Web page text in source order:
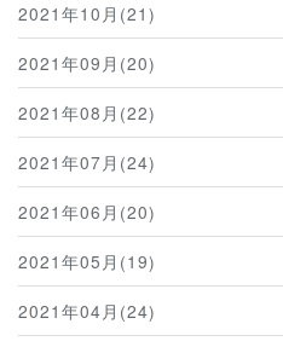
2021年10月(21)
2021年09月(20)
2021年08月(22)
2021年07月(24)
2021年06月(20)
2021年05月(19)
2021年04月(24)